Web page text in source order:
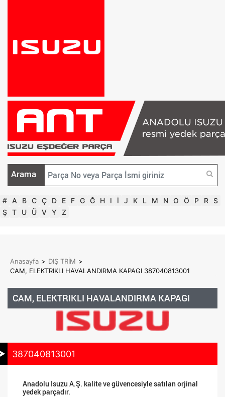
Arama
# A B C Ç D E F G Ğ H I İ J K L M N O Ö P R S
Ş T U Ü V Y Z
Anasayfa > DIŞ TRİM >
CAM, ELEKTRIKLI HAVALANDIRMA KAPAGI 387040813001
CAM, ELEKTRIKLI HAVALANDIRMA KAPAGI
387040813001
Anadolu Isuzu A.Ş. kalite ve güvencesiyle satılan orjinal
yedek parçadır.